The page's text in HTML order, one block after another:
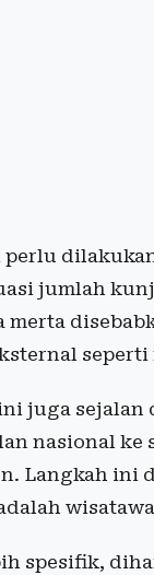
jumlah
merta
seperti
juga sejalan
nasional
Langkah ini
spesifik,